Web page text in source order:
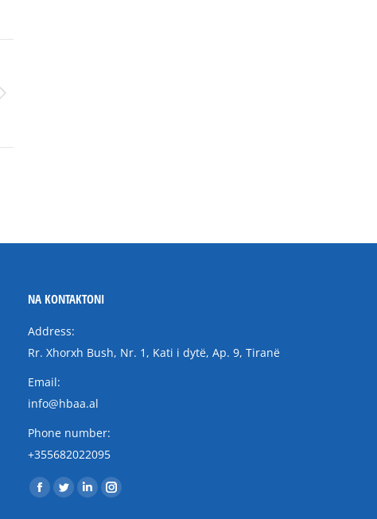
NA KONTAKTONI
Address:
Rr. Xhorxh Bush, Nr. 1, Kati i dytë, Ap. 9, Tiranë
Email:
info@hbaa.al
Phone number:
+355682022095
Find us on:
Facebook
TwitterLinkedinInstagram